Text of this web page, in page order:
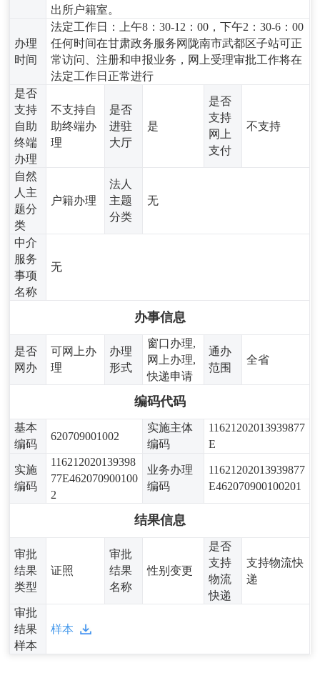
出所户籍室。
办理
时间
法定工作日：上午8：30-12：00，下午2：30-6：00
任何时间在甘肃政务服务网陇南市武都区子站可正
常访问、注册和申报业务，网上受理审批工作将在
法定工作日正常进行
是否
支持
自助
终端
办理
不支持自
助终端办
理
是否
进驻
大厅
是
是否
支持
网上
支付
不支持
自然
人主
题分
类
户籍办理
法人
主题
分类
无
中介
服务
事项
名称
无
办事信息
是否
网办
可网上办
理
办理
形式
窗口办理,
网上办理,
快递申请
通办
范围
全省
编码代码
基本
编码
620709001002
实施主体
编码
11621202013939877
E
实施
编码
116212020139398
77E462070900100
2
业务办理
编码
11621202013939877
E462070900100201
结果信息
审批
结果
类型
证照
审批
结果
名称
性别变更
是否
支持
物流
快递
支持物流快
递
审批
结果
样本
样本